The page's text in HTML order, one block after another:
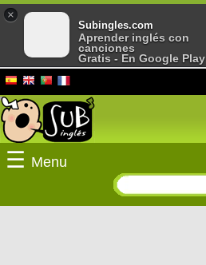
☰ Menu
×
Subingles.com
Aprender inglés con
canciones
Gratis - En Google Play